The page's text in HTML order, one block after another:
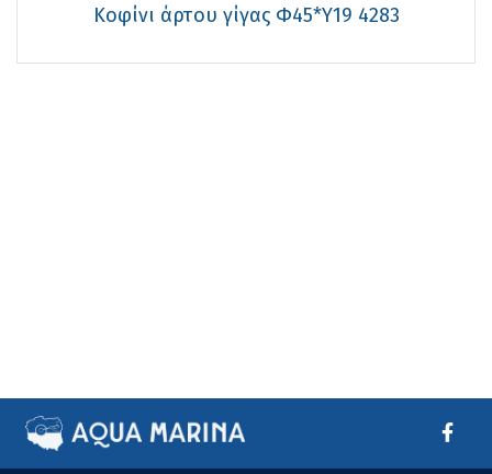
Κοφίνι άρτου γίγας Φ45*Υ19 4283